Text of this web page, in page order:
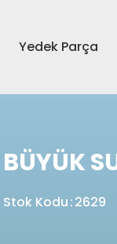
Yedek Parça
BÜYÜK
Stok Kodu:2629